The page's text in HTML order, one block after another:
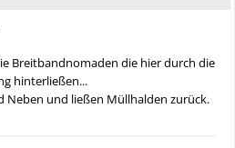
Breitbandnomaden die hier durch die
hinterließen...
Neben und ließen Müllhalden zurück.